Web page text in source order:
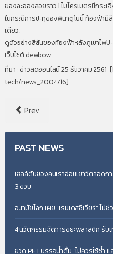
ของละอองลอยราว 1 ไมโครเมตรนี้กระ
ในกรณีการปะทุของพินาตูโบนี้ ท้องฟ้ามี
เดียว!
ดูตัวอย่างสีสันของท้องฟ้าหลังภูเขาไฟป
เว็บไซต์ dewbow
ที่มา : ข่าวสดออนไลน์ 25 ธันวาคม 2561 [
tech/news_2004716]
Prev
PAST NEWS
เซลล์ตับของคนเราอ่อนเยาว์ตลอดก
3 ขวบ
อนามัยโลก เผย “เรมเดสซีเวียร์” ไม่
4 นวัตกรรมจัดการขยะพลาสติก รับเ
ขวด PET บรรจุน้ำดื่ม “ไม่ควรใช้ซ้ำ